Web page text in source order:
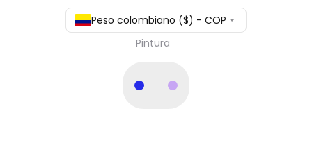
Peso colombiano ($) - COP
Pintura